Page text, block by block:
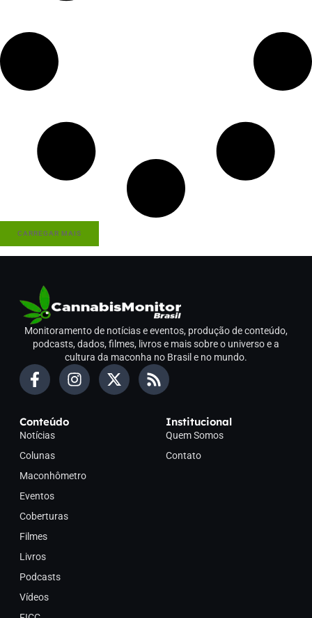
CARREGAR MAIS
Monitoramento de notícias e eventos, produção de conteúdo,
podcasts, dados, filmes, livros e mais sobre o universo e a
cultura da maconha no Brasil e no mundo.
Conteúdo
Notícias
Colunas
Maconhômetro
Eventos
Coberturas
Filmes
Livros
Podcasts
Vídeos
Institucional
Quem Somos
Contato